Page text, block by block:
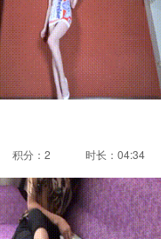
积分：2 时长：04:34